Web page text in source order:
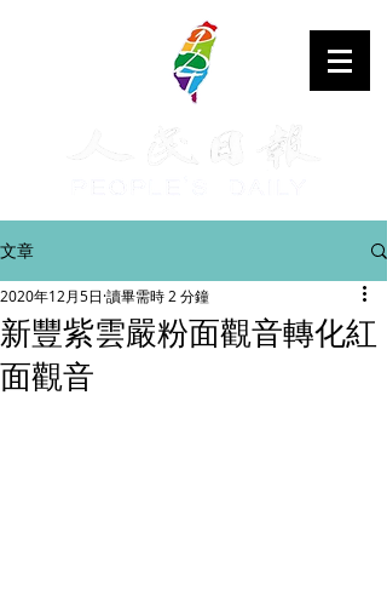
文章
新豐紫雲嚴粉面觀音轉化紅
面觀音
2020年12月5日 讀畢需時 2 分鐘